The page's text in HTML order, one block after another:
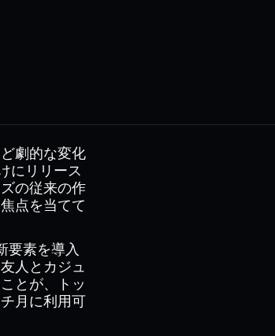
劇的な変化
にリリース
の従来の作
点を当てて
要素を導入
人とカジュ
とが、トッ
月に利用可